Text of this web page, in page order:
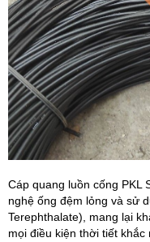
Cáp quang luồn cống PKL
nghệ ống đệm lỏng và sử
Terephthalate), mang lại
mọi điều kiện thời tiết